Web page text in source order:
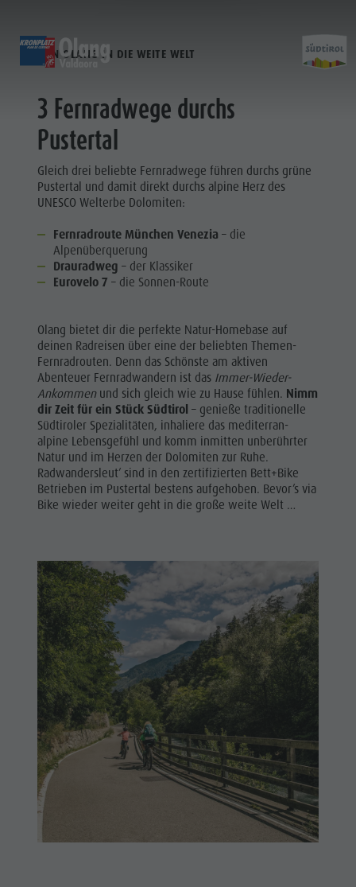
ENTDECKEN PLANEN &
MTB -
RADFAHREN
WANDER-
URLAUB
SPAZIERWEGE
GENUSSRADFAHREN
BIKE MIKE
Klettern
Rennrad-
Urlaub
Bogenschießen
Schwimmen
Tennis
Reiten
Fischen
Tandemfliegen
Golf
Almen & Skihütten
Wochenprogramm
Der Kronplatz
Top-Events
Nachhaltigkeit erleben
A-Z Guide
Bars & Restaurants
Berg & Wanderführer
dolomites.light.zoo
Handwerker & Dienstleister
Grillstellen
Kultur Alpin Urban
Kunsthandwerk
Lokale Produkte - Direkt vom Hof
Sehenswürdigkeiten
Shopping
Team Olang Card
MTB - Radfahren
Wander-Urlaub
Spazierwege
Genussradfahren
Bike Mike
SOMMER WINTER
Klettern
Kronplatz Guest Pass
Mobilität vor Ort
Urlaub buchen
CallBus
Barrierefreier Urlaub
Urlaub mit Hund
Angebote
Anreise
Kontakt
Mobilität vor Ort
Ortstaxe
Unterkünfte
Webcams
Wetter
Familienhighlights
Top Dolomitenhighlights
Must Do | Sommer
Must Do | Herbst
Kids Area
Kinderwelt
Riesenrutsche
3D Bogenparcours
VON OLANG IN DIE WEITE WELT
3 Fernradwege durchs
Pustertal
Gleich drei beliebte Fernradwege führen durchs grüne
Pustertal und damit direkt durchs alpine Herz des
UNESCO Welterbe Dolomiten:
Fernradroute München Venezia – die
Alpenüberquerung
Drauradweg– der Klassiker
Eurovelo 7 – die Sonnen-Route
Olang bietet dir die perfekte Natur-Homebase auf
deinen Radreisen über eine der beliebten Themen-
Fernradrouten. Denn das Schönste am aktiven
Abenteuer Fernradwandern ist das Immer-Wieder-
Ankommenund sich gleich wie zu Hause fühlen. Nimm
dir Zeit für ein Stück Südtirol – genieße traditionelle
Südtiroler Spezialitäten, inhaliere das mediterran-
alpine Lebensgefühl und komm inmitten unberührter
Natur und im Herzen der Dolomiten zur Ruhe.
Radwandersleut’ sind in den zertifizierten Bett+Bike
Betrieben im Pustertal bestens aufgehoben. Bevor’s via
Bike wieder weiter geht in die große weite Welt …